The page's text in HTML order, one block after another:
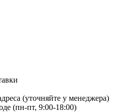
(уточняйте у менеджера)
(пн-пт, 9:00-18:00)